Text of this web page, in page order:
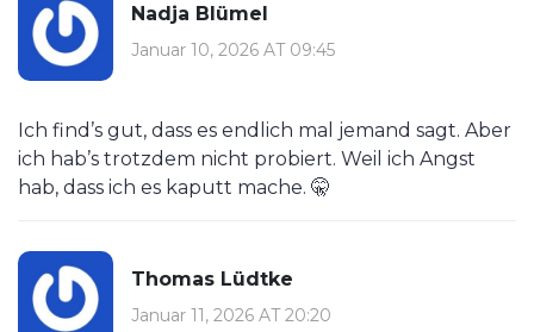
Nadja Blümel
Januar 10, 2026 AT 09:45
Ich find’s gut, dass es endlich mal jemand sagt. Aber
ich hab’s trotzdem nicht probiert. Weil ich Angst
hab, dass ich es kaputt mache. 🤫
Thomas Lüdtke
Januar 11, 2026 AT 20:20